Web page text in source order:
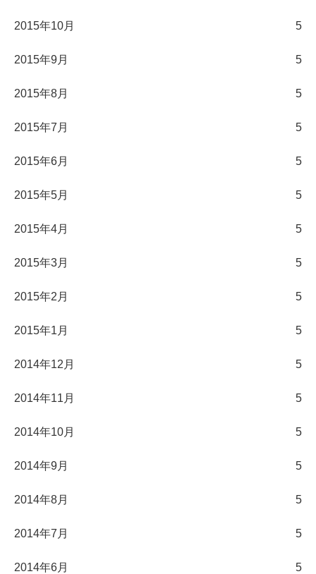
2015年10月 5
2015年9月 5
2015年8月 5
2015年7月 5
2015年6月 5
2015年5月 5
2015年4月 5
2015年3月 5
2015年2月 5
2015年1月 5
2014年12月 5
2014年11月 5
2014年10月 5
2014年9月 5
2014年8月 5
2014年7月 5
2014年6月 5